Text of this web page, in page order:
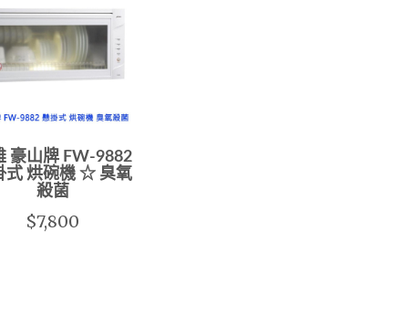
豪山牌 FW-9882
式 烘碗機 ☆ 臭氧
殺菌
$7,800